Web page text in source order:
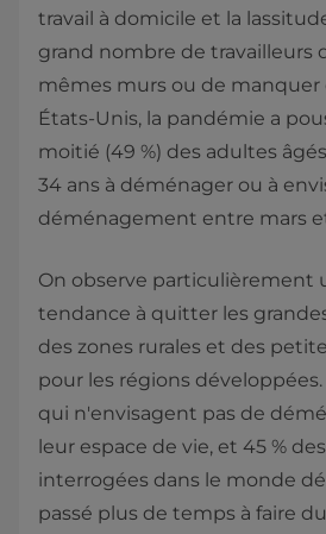
travail à domicile et la
grand nombre de travailleurs
mêmes murs ou de manquer
États-Unis, la pandémie a
moitié (49 %) des adultes
34 ans à déménager ou à
déménagement entre mars
On observe particulièrement
tendance à quitter les
des zones rurales et des
pour les régions
qui n'envisagent pas de
leur espace de vie, et 45 %
interrogées dans le monde
passé plus de temps à faire